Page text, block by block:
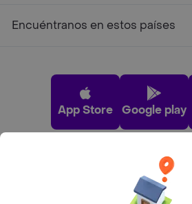
Encuéntranos en estos países
App Store Google play
Pide tu comida favorita cerca de ti